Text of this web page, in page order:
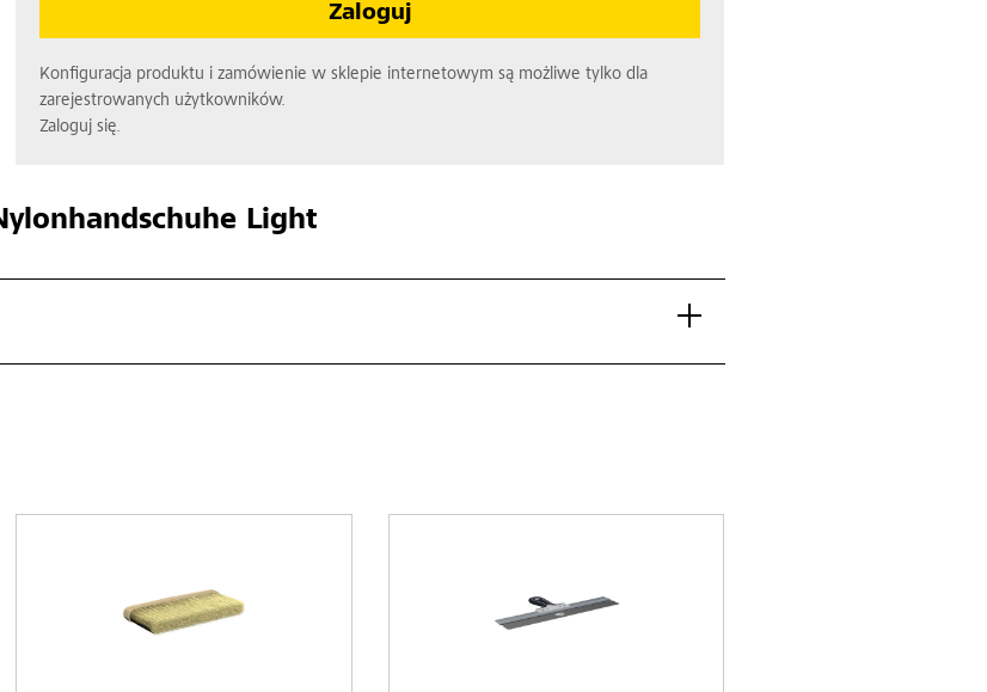
Zaloguj
Konfiguracja produktu i zamówienie w sklepie internetowym są możliwe tylko dla
zarejestrowanych użytkowników.
Zaloguj się.
Light